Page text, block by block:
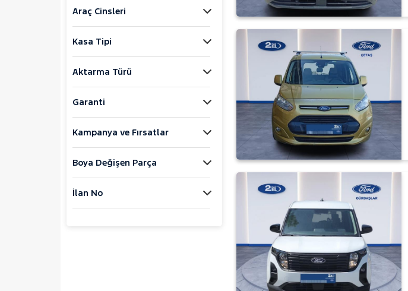
KIA
LANCIA
MAN
MERCEDES-BENZ
MINI
NISSAN
OPEL
PEUGEOT
Araç Cinsleri
Kasa Tipi
Aktarma Türü
Garanti
Kampanya ve Fırsatlar
Boya Değişen Parça
İlan No